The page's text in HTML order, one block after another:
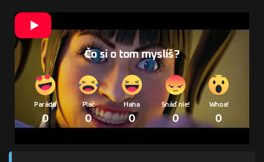
Čo si o tom myslíš?
Paráda
0
Plač
0
Haha
0
Snáď nie!
0
Whoa!
0